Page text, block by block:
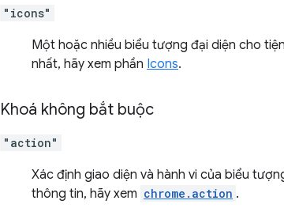
"icons"
Một hoặc nhiều biểu tượng đại diện cho
nhất, hãy xem phần Icons.
Khoá không bắt buộc
"action"
Xác định giao diện và hành vi của biểu
thông tin, hãy xem chrome.action .